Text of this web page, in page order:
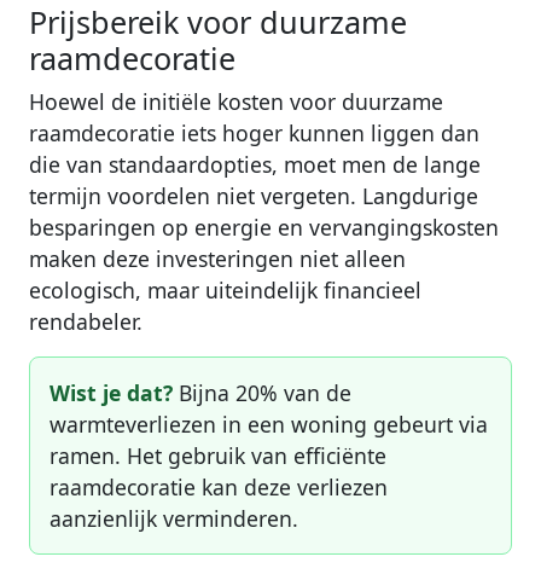
Prijsbereik voor duurzame
raamdecoratie
Hoewel de initiële kosten voor duurzame
raamdecoratie iets hoger kunnen liggen dan
die van standaardopties, moet men de lange
termijn voordelen niet vergeten. Langdurige
besparingen op energie en vervangingskosten
maken deze investeringen niet alleen
ecologisch, maar uiteindelijk financieel
rendabeler.
Wist je dat? Bijna 20% van de
warmteverliezen in een woning gebeurt via
ramen. Het gebruik van efficiënte
raamdecoratie kan deze verliezen
aanzienlijk verminderen.